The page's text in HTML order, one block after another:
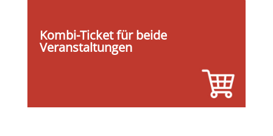
Kombi-Ticket für beide
Veranstaltungen